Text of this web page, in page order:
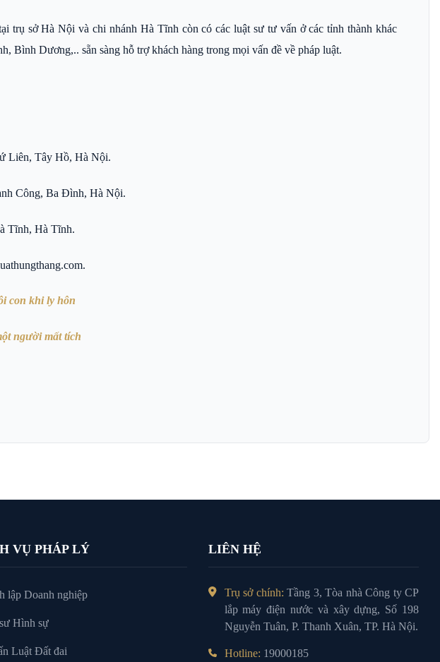
trụ sở Hà Nội và chi nhánh Hà Tĩnh còn có các luật sư tư vấn ở các tỉnh thành khác
Bình Dương,.. sẵn sàng hỗ trợ khách hàng trong mọi vấn đề về pháp luật.
Liên, Tây Hồ, Hà Nội.
Công, Ba Đình, Hà Nội.
Tĩnh, Hà Tĩnh.
con khi ly hôn
người mất tích
VỤ PHÁP LÝ
lập Doanh nghiệp
Hình sự
Luật Đất đai
LIÊN HỆ
Trụ sở chính: Tầng 3, Tòa nhà Công ty CP
lắp máy điện nước và xây dựng, Số 198
Nguyễn Tuân, P. Thanh Xuân, TP. Hà Nội.
Hotline: 19000185